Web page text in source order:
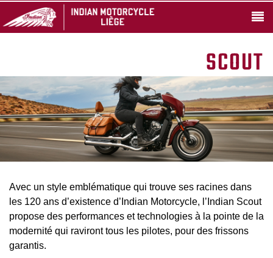
SCOUT
Avec un style emblématique qui trouve ses racines dans
les 120 ans d’existence d’Indian Motorcycle, l’Indian Scout
propose des performances et technologies à la pointe de la
modernité qui raviront tous les pilotes, pour des frissons
garantis.